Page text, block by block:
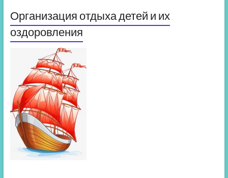
Организация отдыха детей и их
оздоровления